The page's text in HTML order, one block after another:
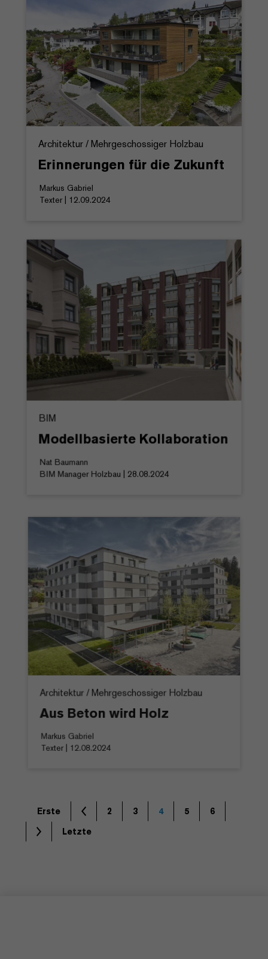
Architektur / Mehrgeschossiger Holzbau
Erinnerungen für die Zukunft
Markus Gabriel
Texter | 12.09.2024
BIM
Modellbasierte Kollaboration
Nat Baumann
BIM Manager Holzbau | 28.08.2024
Architektur / Mehrgeschossiger Holzbau
Aus Beton wird Holz
Markus Gabriel
Texter | 12.08.2024
Erste 2 3 4 5
6
Letzte